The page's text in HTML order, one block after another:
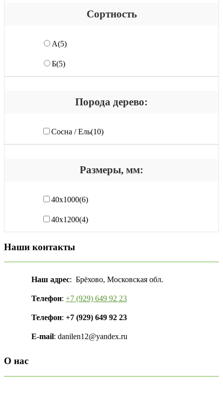
Сортность
А(5)
Б(5)
Порода дерево:
Сосна / Ель(10)
Размеры, мм:
40x1000(6)
40х1200(4)
Наши контакты
Наш адрес: Брёхово, Московская обл.
Телефон: +7 (929) 649 92 23
Телефон: +7 (929) 649 92 23
E-mail: danilen12@yandex.ru
О нас